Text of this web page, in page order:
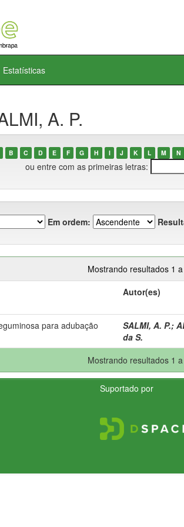
Estatísticas
A. P.
B C D E F G H I J K L M N
ou entre com as primeiras letras:
Em ordem:
Mostrando resultados 1
Autor(es)
para adubação
SALMI, A. P.;
da S.
Mostrando resultados 1
Suportado por